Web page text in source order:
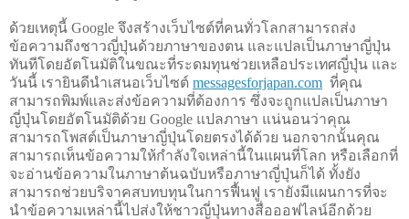
ด้วยเหตุนี้ Google จึงสร้างเว็บไซต์ที่คนทั่วโลกสามารถส่ง
ข้อความถึงชาวญี่ปุ่นด้วยภาษาของตน และแปลเป็นภาษาญี่ปุ่น
ทันทีโดยอัตโนมัติในขณะที่ระดมทุนช่วยเหลือประเทศญี่ปุ่น และ
วันนี้ เรายินดีนำเสนอเว็บไซต์ messagesforjapan.com
  ที่คุณ
สามารถพิมพ์และส่งข้อความที่ต้องการ ซึ่งจะถูกแปลเป็นภาษา
ญี่ปุ่นโดยอัตโนมัติด้วย Google แปลภาษา แน่นอนว่าคุณ
สามารถโพสต์เป็นภาษาญี่ปุ่นโดยตรงได้ด้วย นอกจากนั้นคุณ
สามารถเห็นข้อความให้กำลังใจเหล่านี้ในแผนที่โลก หรือเลือกที่
จะอ่านข้อความในภาษาต้นฉบับหรือภาษาญี่ปุ่นก็ได้ ทั้งยัง
สามารถช่วยบริจาคสบทบทุนในการฟื้นฟู เรายังมีแผนการที่จะ
นำข้อความเหล่านี้ไปส่งให้ชาวญี่ปุ่นทางสื่อออฟไลน์อีกด้วย